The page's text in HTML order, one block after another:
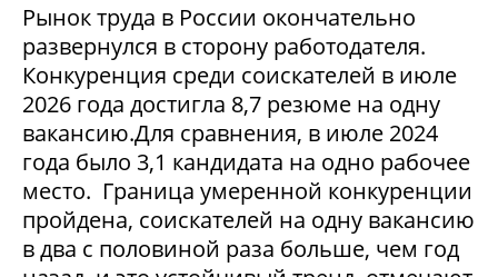
Рынок труда в России окончательно
развернулся в сторону работодателя.
Конкуренция среди соискателей в июле
2026 года достигла 8,7 резюме на одну
вакансию.Для сравнения, в июле 2024
года было 3,1 кандидата на одно рабочее
место. Граница умеренной конкуренции
пройдена, соискателей на одну вакансию
в два с половиной раза больше, чем год